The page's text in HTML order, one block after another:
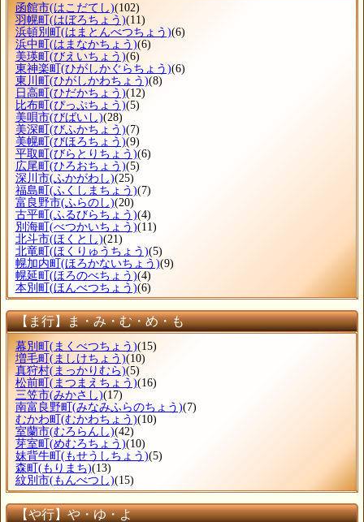
函館市(はこだてし)(102)
羽幌町(はぼろちょう)(11)
浜頓別町(はまとんべつちょう)(6)
浜中町(はまなかちょう)(6)
美瑛町(びえいちょう)(6)
東神楽町(ひがしかぐらちょう)(6)
東川町(ひがしかわちょう)(8)
日高町(ひだかちょう)(12)
比布町(ぴっぷちょう)(5)
美唄市(びばいし)(28)
美深町(びふかちょう)(7)
美幌町(びほろちょう)(9)
平取町(びらとりちょう)(6)
広尾町(ひろおちょう)(5)
深川市(ふかがわし)(25)
福島町(ふくしまちょう)(7)
富良野市(ふらのし)(20)
古平町(ふるびらちょう)(4)
別海町(べつかいちょう)(11)
北斗市(ほくとし)(21)
北竜町(ほくりゅうちょう)(5)
幌加内町(ほろかないちょう)(9)
幌延町(ほろのべちょう)(4)
本別町(ほんべつちょう)(6)
【ま行】ま・み・む・め・も
幕別町 (まくべつちょう)(15)
増毛町 (ましけちょう)(10)
真狩村(まっかりむら)(5)
松前町 (まつまえちょう)(16)
三笠市(みかさし)(17)
南富良野町 (みなみふらのちょう)(7)
むかわ町 (むかわちょう)(10)
室蘭市(むろらんし)(42)
芽室町 (めむろちょう)(10)
妹背牛町 (もせうしちょう)(5)
森町 (もりまち)(13)
紋別市(もんべつし)(15)
【や行】や・ゆ・よ